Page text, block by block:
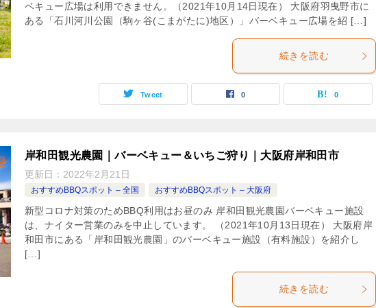
ベキュー広場は利用できません。（2021年10月14日現在） 大阪府羽曳野市に
ある「石川河川公園（駒ヶ谷(こまがたに)地区）」バーベキュー広場を紹 […]
続きを読む
Tweet 0 0
岸和田観光農園｜バーベキュー＆いちご狩り｜大阪府岸和田市
更新日： 2022年2月21日
おすすめBBQスポット – 全国 おすすめBBQスポット – 大阪府
新型コロナ対策のためBBQ利用はお昼のみ 岸和田観光農園バーベキュー施設
は、ナイター営業のみを中止しています。 （2021年10月13日現在） 大阪府岸
和田市にある「岸和田観光農園」のバーベキュー施設（有料施設）を紹介し
[…]
続きを読む